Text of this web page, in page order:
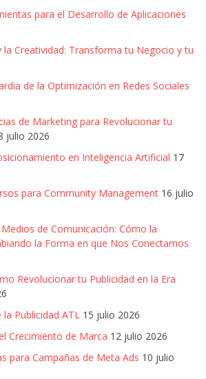
para el Desarrollo de Aplicaciones
la Creatividad: Transforma tu Negocio y tu
de la Optimización en Redes Sociales
de Marketing para Revolucionar tu
julio 2026
en Inteligencia Artificial 17
para Community Management 16 julio
de Comunicación: Cómo la
la Forma en que Nos Conectamos
Revolucionar tu Publicidad en la Era
Publicidad ATL 15 julio 2026
Crecimiento de Marca 12 julio 2026
para Campañas de Meta Ads 10 julio